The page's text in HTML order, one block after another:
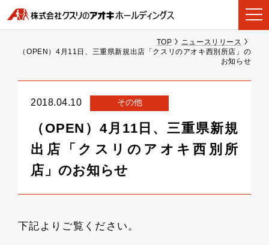
TOP
ニュースリリース
（OPEN）4月11日、三重県新規出店「クスリのアオキ西別所店」の
お知らせ
2018.04.10 その他
（OPEN）4月11日、三重県新規
出店「クスリのアオキ西別所
店」のお知らせ
下記よりご覧ください。